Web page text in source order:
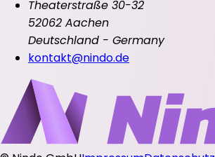
Theaterstraße 30-32
52062 Aachen
Deutschland - Germany
kontakt@nindo.de